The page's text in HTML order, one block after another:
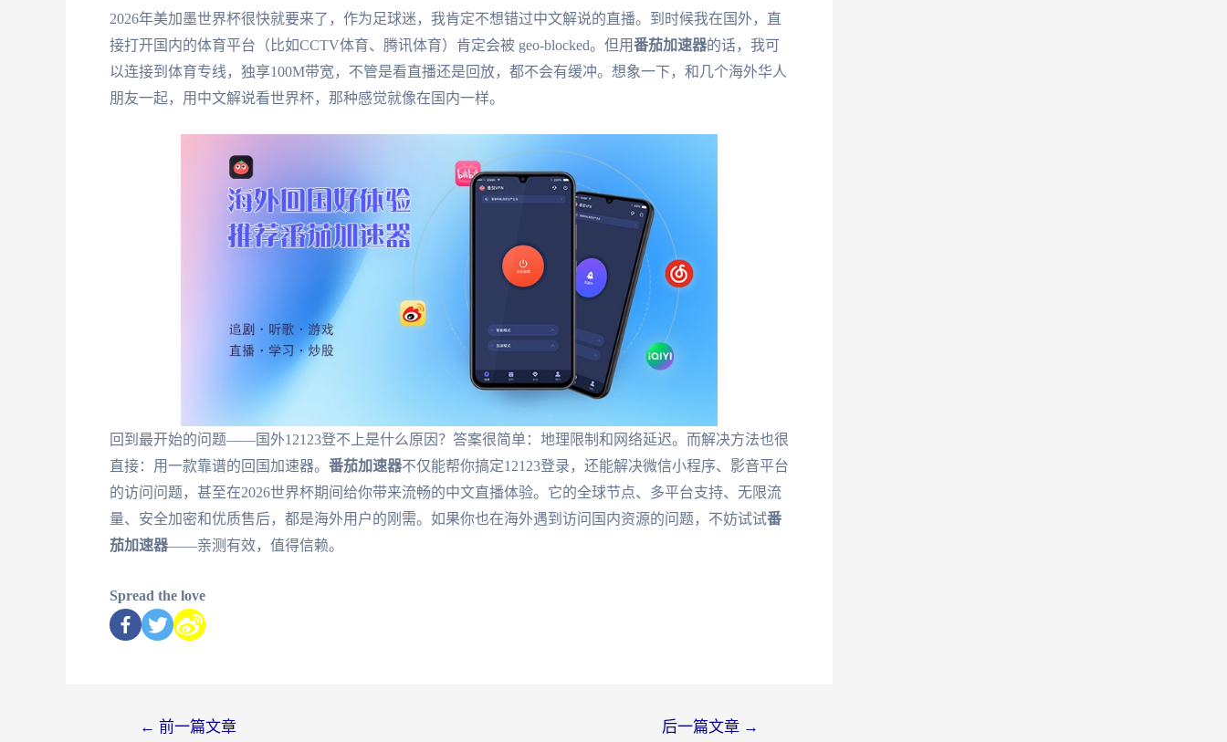
2026年美加墨世界杯很快就要来了，作为足球迷，我肯定不想错过中文解说的直播。到时候我在国外，直
接打开国内的体育平台（比如CCTV体育、腾讯体育）肯定会被 geo-blocked。但用番茄加速器的话，我可
以连接到体育专线，独享100M带宽，不管是看直播还是回放，都不会有缓冲。想象一下，和几个海外华人
朋友一起，用中文解说看世界杯，那种感觉就像在国内一样。
回到最开始的问题——国外12123登不上是什么原因？答案很简单：地理限制和网络延迟。而解决方法也很
直接：用一款靠谱的回国加速器。 番茄加速器不仅能帮你搞定12123登录，还能解决微信小程序、影音平台
的访问问题，甚至在2026世界杯期间给你带来流畅的中文直播体验。它的全球节点、多平台支持、无限流
量、安全加密和优质售后，都是海外用户的刚需。如果你也在海外遇到访问国内资源的问题，不妨试试番
茄加速器——亲测有效，值得信赖。
Spread the love
← 前一篇文章 后一篇文章 →